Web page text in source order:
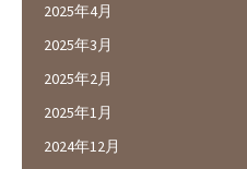
2025年4月
2025年3月
2025年2月
2025年1月
2024年12月